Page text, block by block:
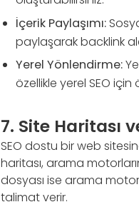
İçerik Paylaşımı:
paylaşarak backlink
Yerel Yönlendirme:
özellikle yerel SEO için
7. Site Haritası
SEO dostu bir web
haritası, arama
dosyası ise arama
talimat verir.